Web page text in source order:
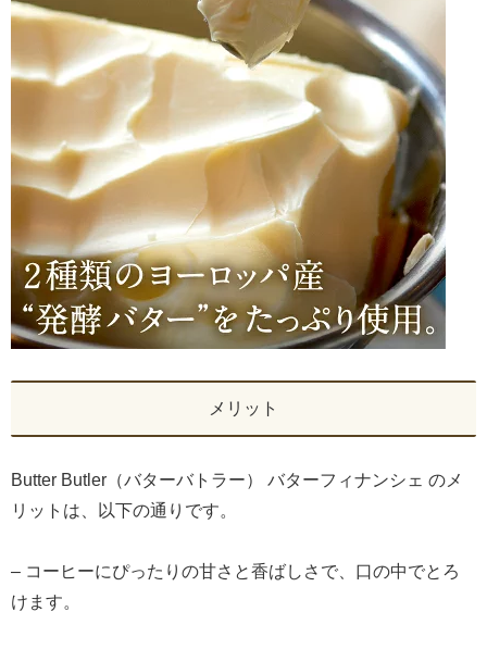
メリット
Butter Butler（バターバトラー） バターフィナンシェ のメ
リットは、以下の通りです。
– コーヒーにぴったりの甘さと香ばしさで、口の中でとろ
けます。